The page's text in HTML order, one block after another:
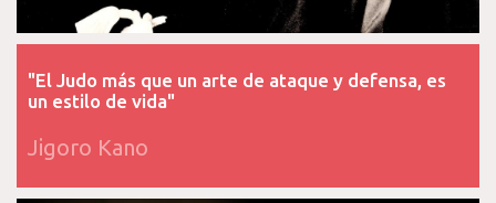
"El Judo más que un arte de ataque y defensa, es
un estilo de vida"
Jigoro Kano